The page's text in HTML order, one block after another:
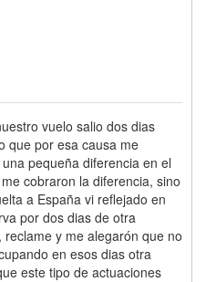
vuelo salio dos dias
que por esa causa me
pequeña diferencia en el
cobraron la diferencia, sino
a España vi reflejado en
por dos dias de otra
y me alegarón que no
en esos dias otra
este tipo de actuaciones